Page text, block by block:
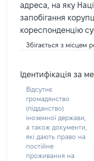
адреса, на яку
запобігання
кореспонденцію
Збігається з місцем
Ідентифікація за
Відсутнє
громадянство
(підданство)
іноземної держави,
а також документи,
які дають право на
постійне
проживання на